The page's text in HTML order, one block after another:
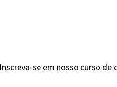
Inscreva-se em nosso curso